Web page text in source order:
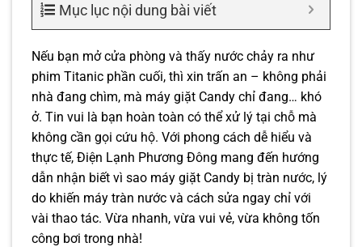
Mục lục nội dung bài viết
Nếu bạn mở cửa phòng và thấy nước chảy ra như
phim Titanic phần cuối, thì xin trấn an – không phải
nhà đang chìm, mà máy giặt Candy chỉ đang… khó
ở. Tin vui là bạn hoàn toàn có thể xử lý tại chỗ mà
không cần gọi cứu hộ. Với phong cách dễ hiểu và
thực tế, Điện Lạnh Phương Đông mang đến hướng
dẫn nhận biết vì sao máy giặt Candy bị tràn nước, lý
do khiến máy tràn nước và cách sửa ngay chỉ với
vài thao tác. Vừa nhanh, vừa vui vẻ, vừa không tốn
công bơi trong nhà!